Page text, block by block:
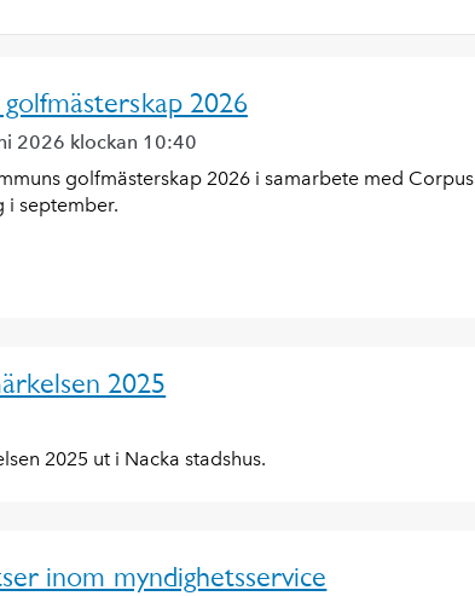
2026
2026 klockan 10:40
golfmästerskap 2026 i samarbete med Corpus
i september.
2025
2025 ut i Nacka stadshus.
inom myndighetsservice